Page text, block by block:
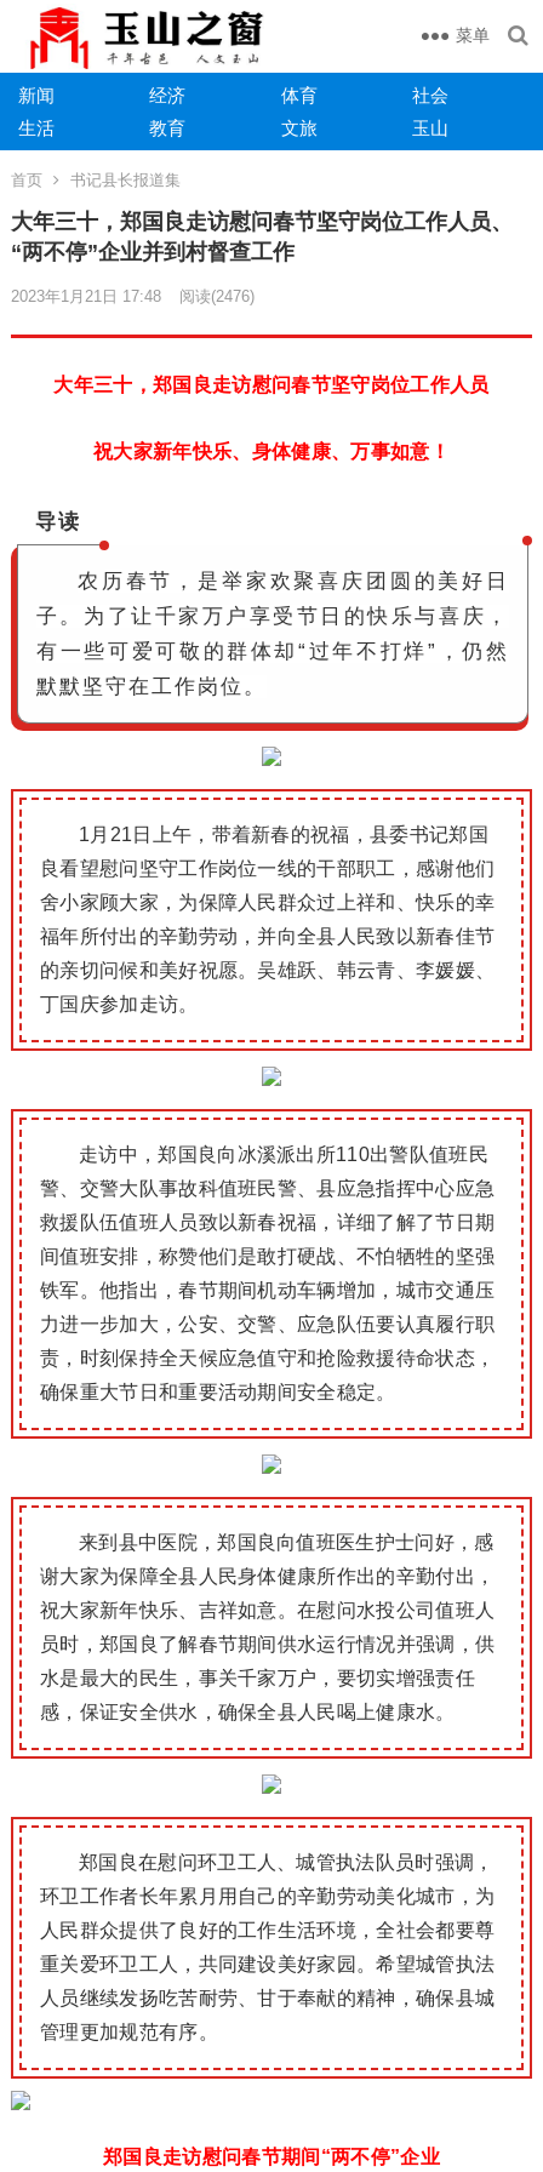
菜单
新闻 经济 体育
社会
生活
教育 文旅 玉山
首页 书记县长报道集
大年三十，郑国良走访慰问春节坚守岗位工作人员、
“两不停”企业并到村督查工作
2023年1月21日 17:48 阅读(2476)
大年三十，郑国良走访慰问春节坚守岗位工作人员
祝大家新年快乐、身体健康、万事如意！
导读
农历春节，是举家欢聚喜庆团圆的美好日
子。 为了让千家万户享受节日的快乐与喜庆，
有一些可爱可敬的群体却“过年不打烊”，仍然
默默坚守在工作岗位。
1 月21日上午，带着新春的祝福，县委书记郑国
良看望慰问坚守工作岗位一线的干部职工，感谢他们
舍小家顾大家，为保障人民群众过上祥和、快乐的幸
福年所付出的辛勤劳动，并向全县人民致以新春佳节
的亲切问候和美好祝愿。吴雄跃、韩云青、李媛媛、
丁国庆参加走访。
走访中，郑国良向冰溪派出所110出警队值班民
警、交警大队事故科值班民警、县应急指挥中心应急
救援队伍值班人员致以新春祝福，详细了解了节日期
间值班安排，称赞他们是敢打硬战、不怕牺牲的坚强
铁军。 他指出，春节期间机动车辆增加，城市交通压
力进一步加大，公安、交警、应急队伍要认真履行职
责，时刻保持全天候应急值守和抢险救援待命状态，
确保重大节日和重要活动期间安全稳定。
来到县中医院，郑国良向值班医生护士问好，感
谢大家为保障全县人民身体健康所作出的辛勤付出，
祝大家新年快乐、吉祥如意。在慰问水投公司值班人
员时，郑国良了解春节期间供水运行情况并强调，供
水是最大的民生，事关千家万户，要切实增强责任
感，保证安全供水，确保全县人民喝上健康水。
郑国良在慰问环卫工人、城管执法队员时强调，
环卫工作者长年累月用自己的辛勤劳动美化城市，为
人民群众提供了良好的工作生活环境，全社会都要尊
重关爱环卫工人，共同建设美好家园。希望城管执法
人员继续发扬吃苦耐劳、甘于奉献的精神，确保县城
管理更加规范有序。
郑国良走访慰问春节期间“两不停”企业